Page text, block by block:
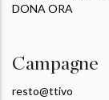
DONA ORA
Campagne
resto@ttivo